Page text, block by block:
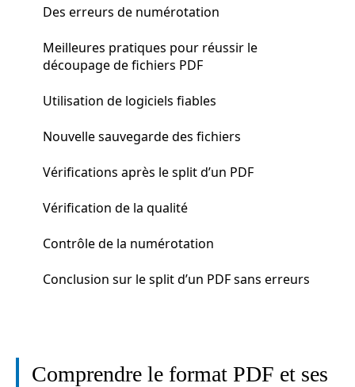
Des erreurs de numérotation
Meilleures pratiques pour réussir le
découpage de fichiers PDF
Utilisation de logiciels fiables
Nouvelle sauvegarde des fichiers
Vérifications après le split d’un PDF
Vérification de la qualité
Contrôle de la numérotation
Conclusion sur le split d’un PDF sans erreurs
Comprendre le format PDF et ses